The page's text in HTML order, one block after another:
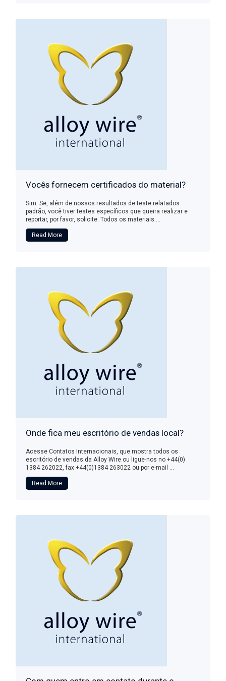
Vocês fornecem certificados do material?
Sim. Se, além de nossos resultados de teste relatados
padrão, você tiver testes específicos que queira realizar e
reportar, por favor, solicite. Todos os materiais ...
Read More
Onde fica meu escritório de vendas local?
Acesse Contatos Internacionais, que mostra todos os
escritório de vendas da Alloy Wire ou ligue-nos no +44(0)
1384 262022, fax +44(0)1384 263022 ou por e-mail ...
Read More